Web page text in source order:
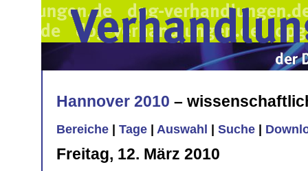
Hannover 2010 –
Bereiche Tage Auswahl Suche
Freitag, 12. März 2010